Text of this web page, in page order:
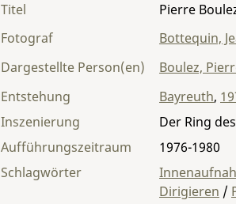
Titel
Pierre
Fotograf
Bottequin,
Dargestellte Person(en)
Boulez,
Entstehung
Bayreuth,
Inszenierung
Der Ring
Aufführungszeitraum
1976-1980
Schlagwörter
Dirigieren /